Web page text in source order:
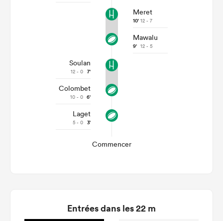
Meret
10' 12 - 7
Mawalu
9' 12 - 5
Soulan
12 - 0 7'
Colombet
10 - 0 6'
Laget
5 - 0 3'
Commencer
Entrées dans les 22 m